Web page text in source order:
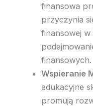
finansowa
przyczynia
finansowej w
finansowych.
Wspieranie
edukacyjne
promują